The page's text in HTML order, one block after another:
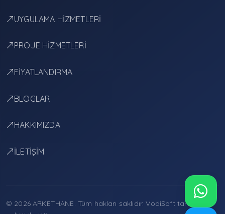
UYGULAMA HİZMETLERİ
PROJE HİZMETLERİ
FİYATLANDIRMA
BLOGLAR
HAKKIMIZDA
İLETİŞİM
© 2026 ARKETHANE. Tüm hakları saklıdır.VodiSoft tarafından